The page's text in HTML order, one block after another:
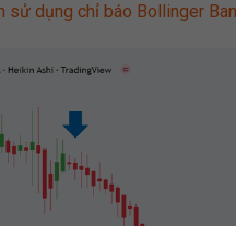
sử dụng chỉ báo Bollinger